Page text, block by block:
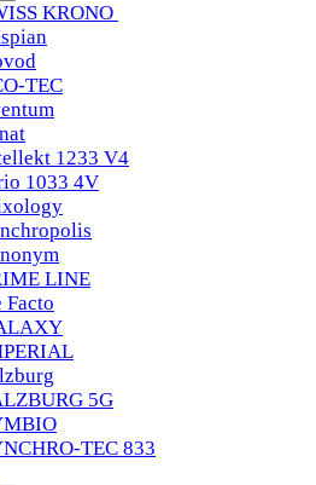
KRONO
TEC
1233 V4
1033 4V
LINE
Facto
5G
TEC 833